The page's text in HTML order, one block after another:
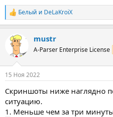
Р
е
к
ц
и
Белый и DeLaKroiX
mustr
A-Parser Enterprise License
15 Ноя 2022
Скриншоты ниже наглядно
ситуацию.
1. Меньше чем за три